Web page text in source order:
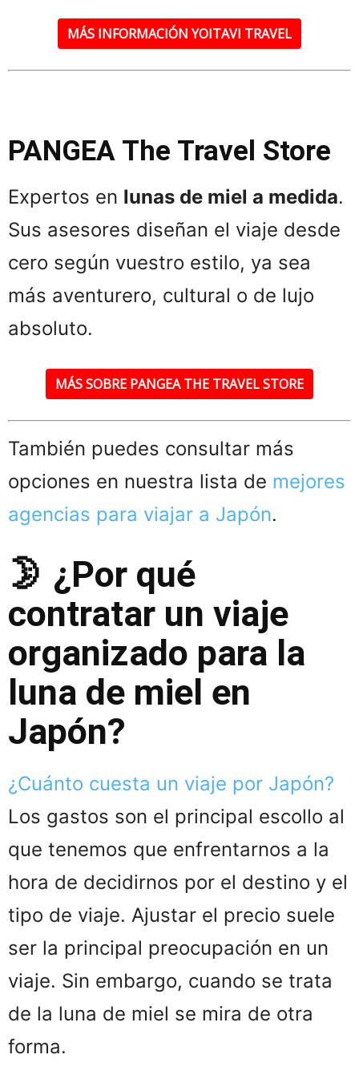
MÁS INFORMACIÓN YOITAVI TRAVEL
PANGEA The Travel Store
Expertos en lunas de miel a medida.
Sus asesores diseñan el viaje desde
cero según vuestro estilo, ya sea
más aventurero, cultural o de lujo
absoluto.
MÁS SOBRE PANGEA THE TRAVEL STORE
También puedes consultar más
opciones en nuestra lista de mejores
agencias para viajar a Japón.
🌛 ¿Por qué
contratar un viaje
organizado para la
luna de miel en
Japón?
¿Cuánto cuesta un viaje por Japón?
Los gastos son el principal escollo al
que tenemos que enfrentarnos a la
hora de decidirnos por el destino y el
tipo de viaje. Ajustar el precio suele
ser la principal preocupación en un
viaje. Sin embargo, cuando se trata
de la luna de miel se mira de otra
forma.